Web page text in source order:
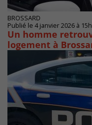
BROSSARD
Publié le 4 janvier 2026 à
Un homme
logement à